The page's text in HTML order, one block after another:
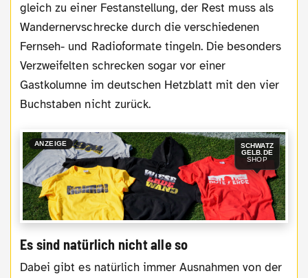
gleich zu einer Festanstellung, der Rest muss als
Wandernervschrecke durch die verschiedenen
Fernseh- und Radioformate tingeln. Die besonders
Verzweifelten schrecken sogar vor einer
Gastkolumne im deutschen Hetzblatt mit den vier
Buchstaben nicht zurück.
ANZEIGE
SCHWATZ
GELB.DE
SHOP
Es sind natürlich nicht alle so
Dabei gibt es natürlich immer Ausnahmen von der